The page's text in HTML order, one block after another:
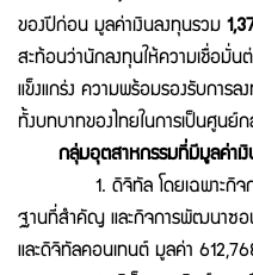
ของปีก่อน มูลค่าเงินลงทุนรวม
สะท้อนว่านักลงทุนให้ความเชื่อมั่
แข็งแกร่ง ความพร้อมรองรับการล
ทั้งบทบาทของไทยในการเป็นศูนย์
กลุ่มอุตสาหกรรมที่มีมูลค่าเงิน
1. ดิจิทัล โดยเฉพาะกิจการ
ฐานที่สำคัญ และกิจการพัฒนาซอ
และดิจิทัลคอนเทนต์ มูลค่า